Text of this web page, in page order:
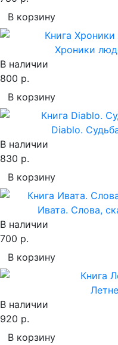
В корзину
Хроники
В наличии
800 р.
В корзину
Diablo.
В наличии
830 р.
В корзину
Ивата. Слова,
В наличии
700 р.
В корзину
В наличии
920 р.
В корзину